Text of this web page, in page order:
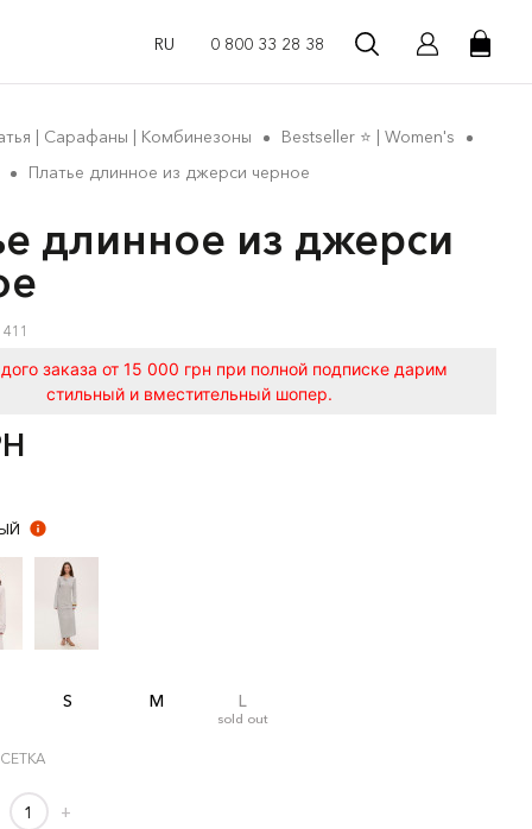
RU 0 800 33 28 38
| Сарафаны | Комбинезоны
Bestseller ⭐️ | Women's
Платье длинное из джерси черное
длинное из джерси
заказа от 15 000 грн при полной подписке дарим
стильный и вместительный шопер.
S M L
sold out
+